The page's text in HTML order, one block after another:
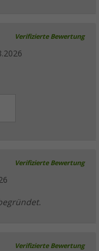
Verifizierte Bewertung
Verifizierte Bewertung
Verifizierte Bewertung